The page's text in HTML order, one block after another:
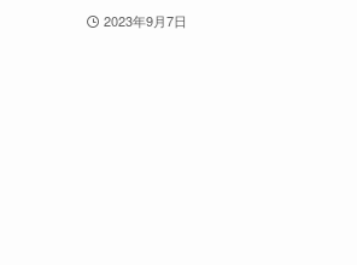
2023年9月7日